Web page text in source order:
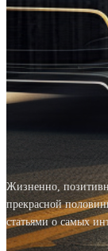
Жизненно,
прекрасной
статьями о самых